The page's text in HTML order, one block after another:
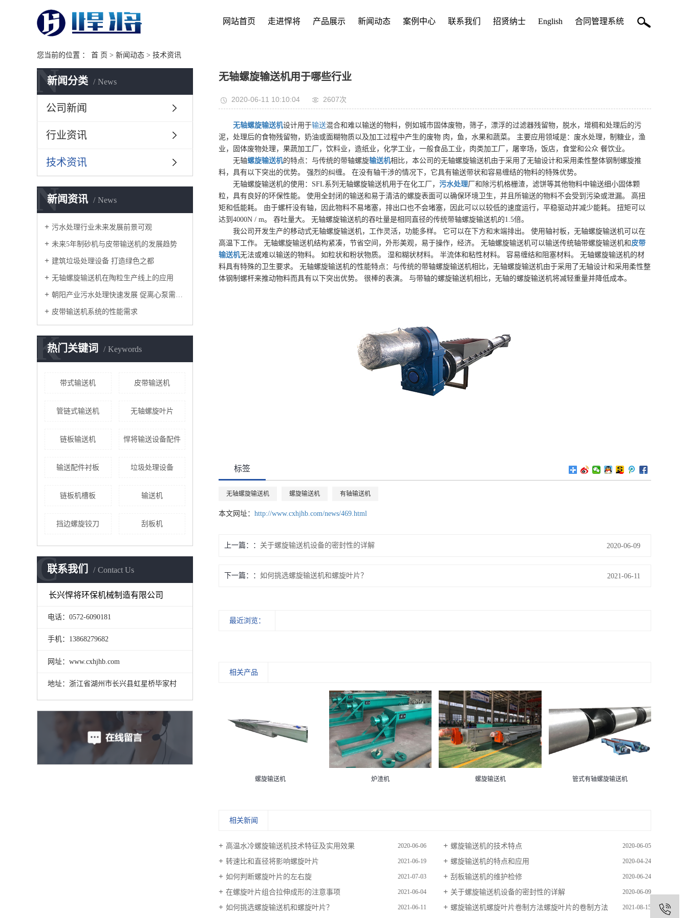
网站首页 走进悍将 产品展示 新闻动态 案例中心 联系我们 招贤纳士 English 合同管理系统
您当前的位置 ： 首 页 > 新闻动态 > 技术资讯
新闻分类 News
N
公司新闻
行业资讯
技术资讯
新闻资讯 News
N
污水处理行业未来发展前景可观
未来5年制砂机与皮带输送机的发展趋势
建筑垃圾处理设备 打造绿色之都
无轴螺旋输送机在陶粒生产线上的应用
朝阳产业污水处理快速发展 促离心泵需求量增加
皮带输送机系统的性能需求
热门关键词 Keywords
K
带式输送机 皮带输送机
管链式输送机 无轴螺旋叶片
链板输送机 悍将输送设备配件
输送配件衬板 垃圾处理设备
链板机槽板 输送机
挡边螺旋铰刀 刮板机
联系我们 Contact Us
C
长兴悍将环保机械制造有限公司
电话：0572-6090181
手机：13868279682
网址：www.cxhjhb.com
地址：浙江省湖州市长兴县虹星桥毕家村
无轴螺旋输送机用于哪些行业
2020-06-11 10:10:04 2607次
无轴螺旋输送机设计用于输送混合和难以输送的物料，例如城市固体废物，筛子，漂浮的过滤器残留物，脱水，增稠和处理后的污
泥，处理后的食物残留物，奶油或面糊物质以及加工过程中产生的废物 肉，鱼，水果和蔬菜。 主要应用领域是：废水处理，制糖业，渔
业，固体废物处理，果蔬加工厂，饮料业，造纸业，化学工业，一般食品工业，肉类加工厂，屠宰场，饭店，食堂和公众 餐饮业。
无轴螺旋输送机的特点：与传统的带轴螺旋输送机相比，本公司的无轴螺旋输送机由于采用了无轴设计和采用柔性整体钢制螺旋推
料，具有以下突出的优势。 强烈的纠缠。 在没有轴干涉的情况下，它具有输送带状和容易缠结的物料的特殊优势。
无轴螺旋输送机的使用：SFL系列无轴螺旋输送机用于在化工厂， 污水处理厂和除污机格栅渣，滤饼等其他物料中输送细小固体颗
粒，具有良好的环保性能。 使用全封闭的输送和易于清洁的螺旋表面可以确保环境卫生，并且所输送的物料不会受到污染或泄漏。 高扭
矩和低能耗。 由于螺杆没有轴，因此物料不易堵塞，排出口也不会堵塞，因此可以以较低的速度运行，平稳驱动并减少能耗。 扭矩可以
达到4000N / m。 吞吐量大。 无轴螺旋输送机的吞吐量是相同直径的传统带轴螺旋输送机的1.5倍。
我公司开发生产的移动式无轴螺旋输送机，工作灵活，功能多样。 它可以在下方和末端排出。 使用轴衬板，无轴螺旋输送机可以在
高温下工作。 无轴螺旋输送机结构紧凑，节省空间，外形美观，易于操作，经济。 无轴螺旋输送机可以输送传统轴带螺旋输送机和 皮带
输送机无法或难以输送的物料。 如粒状和粉状物质。 湿和糊状材料。 半流体和粘性材料。 容易缠结和阻塞材料。 无轴螺旋输送机的材
料具有特殊的卫生要求。 无轴螺旋输送机的性能特点：与传统的带轴螺旋输送机相比，无轴螺旋输送机由于采用了无轴设计和采用柔性整
体钢制螺杆来推动物料而具有以下突出优势。 很棒的表演。 与带轴的螺旋输送机相比，无轴的螺旋输送机将减轻重量并降低成本。
标签
无轴螺旋输送机 螺旋输送机 有轴输送机
本文网址： http://www.cxhjhb.com/news/469.html
上一篇： 关于螺旋输送机设备的密封性的详解 2020-06-09
下一篇： 如何挑选螺旋输送机和螺旋叶片？ 2021-06-11
最近浏览：
相关产品
螺旋输送机 炉渣机 螺旋输送机 管式有轴螺旋输送机
相关新闻
高温水冷螺旋输送机技术特征及实用效果 2020-06-06 螺旋输送机的技术特点 2020-06-05
转速比和直径将影响螺旋叶片 2021-06-19 螺旋输送机的特点和应用 2020-04-24
如何判断螺旋叶片的左右旋 2021-07-03 刮板输送机的维护检修 2020-06-24
在螺旋叶片组合拉伸成形的注意事项 2021-06-04 关于螺旋输送机设备的密封性的详解 2020-06-09
如何挑选螺旋输送机和螺旋叶片？ 2021-06-11 螺旋输送机螺旋叶片卷制方法螺旋叶片的卷制方法 2021-08-15